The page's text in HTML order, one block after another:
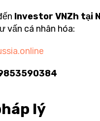
Investor VNZh tại
vấn cá nhân hóa:
lý